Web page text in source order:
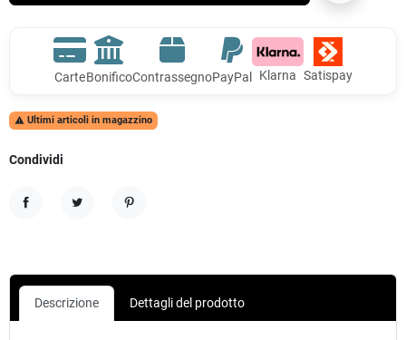
CarteBonificoContrassegnoPayPal Klarna Satispay
 Ultimi articoli in magazzino
Condividi
Descrizione Dettagli del prodotto